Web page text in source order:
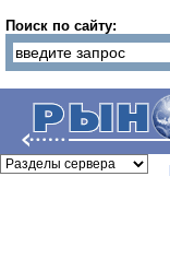
Поиск по сайту: